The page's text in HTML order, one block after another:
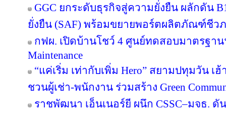
GGC ยกระดับธุรกิจสู่ความยั่งยืน ผลักดัน
ยั่งยืน (SAF) พร้อมขยายพอร์ตผลิตภัณฑ์ชีว
กฟผ. เปิดบ้านโชว์ 4 ศูนย์ทดสอบมาตรฐาน
Maintenance
“แค่เริ่ม เท่ากับเพิ่ม Hero” สยามปทุมวัน เฮ้
ชวนผู้เช่า-พนักงาน ร่วมสร้าง Green
ราชพัฒนา เอ็นเนอร์ยี ผนึก CSSC–มจธ. ดั